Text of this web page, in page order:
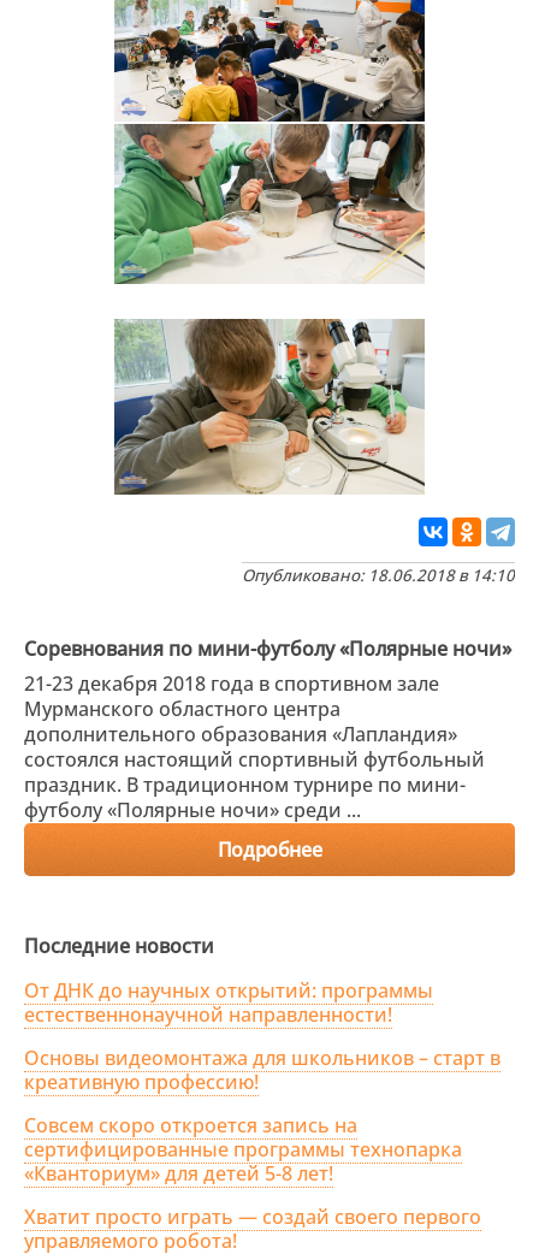
Опубликовано: 18.06.2018 в 14:10
Соревнования по мини-футболу «Полярные ночи»
21-23 декабря 2018 года в спортивном зале
Мурманского областного центра
дополнительного образования «Лапландия»
состоялся настоящий спортивный футбольный
праздник. В традиционном турнире по мини-
футболу «Полярные ночи» среди ...
Подробнее
Последние новости
От ДНК до научных открытий: программы
естественнонаучной направленности!
Основы видеомонтажа для школьников – старт в
креативную профессию!
Совсем скоро откроется запись на
сертифицированные программы технопарка
«Кванториум» для детей 5-8 лет!
Хватит просто играть — создай своего первого
управляемого робота!